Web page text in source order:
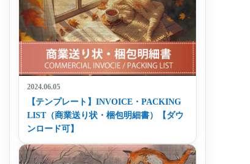
2024.06.05
【テンプレート】INVOICE・PACKING
LIST（商業送り状・梱包明細書）【ダウ
ンロード可】